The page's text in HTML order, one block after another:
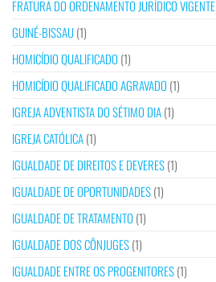
FRATURA DO ORDENAMENTO JURÍDICO VIGENTE
GUINÉ-BISSAU(1)
HOMICÍDIO QUALIFICADO (1)
HOMICÍDIO QUALIFICADO AGRAVADO (1)
IGREJA ADVENTISTA DO SÉTIMO DIA(1)
IGREJA CATÓLICA(1)
IGUALDADE DE DIREITOS E DEVERES(1)
IGUALDADE DE OPORTUNIDADES(1)
IGUALDADE DE TRATAMENTO (1)
IGUALDADE DOS CÔNJUGES(1)
IGUALDADE ENTRE OS PROGENITORES(1)